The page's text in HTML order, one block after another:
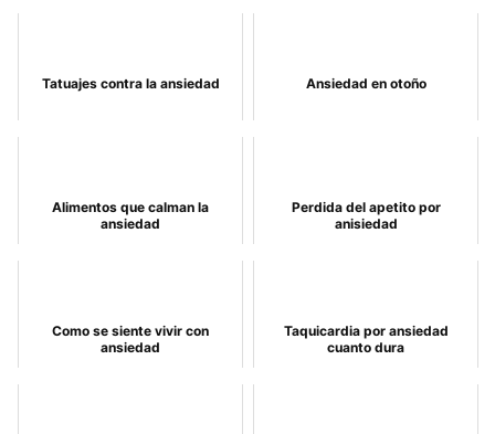
Tatuajes contra la ansiedad Ansiedad en otoño
Alimentos que calman la
ansiedad
Perdida del apetito por
anisiedad
Como se siente vivir con
ansiedad
Taquicardia por ansiedad
cuanto dura